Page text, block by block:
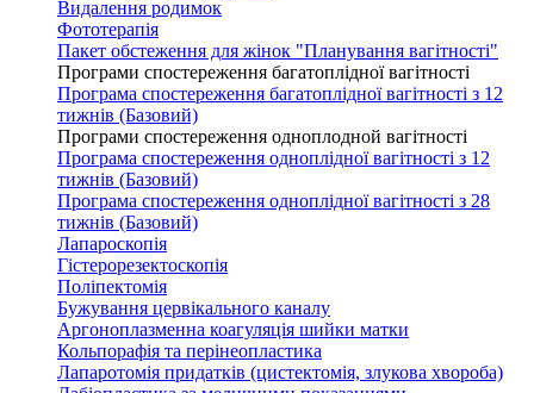
Видалення родимок
Фототерапія
Пакет обстеження для жінок "Планування вагітності"
Програми спостереження багатоплідної вагітності
Програма спостереження багатоплідної вагітності з 12
тижнів (Базовий)
Програми спостереження одноплодной вагітності
Програма спостереження одноплідної вагітності з 12
тижнів (Базовий)
Програма спостереження одноплідної вагітності з 28
тижнів (Базовий)
Лапароскопія
Гістерорезектоскопія
Поліпектомія
Бужування цервікального каналу
Аргоноплазменна коагуляція шийки матки
Кольпорафія та перінеопластика
Лапаротомія придатків (цистектомія, злукова хвороба)